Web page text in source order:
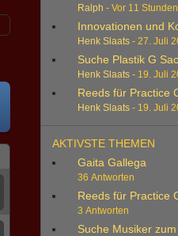
Ralph -Vor 11 Stunden
Innovationen und
Henk Slaats -27. Juli
Suche Plastik G
Henk Slaats - 19. Juli
Reeds für Practice
Henk Slaats - 19. Juli
AKTIVSTE THEMEN
Gaita Gallega
36 Antworten
Reeds für Practice
3 Antworten
Suche Musiker